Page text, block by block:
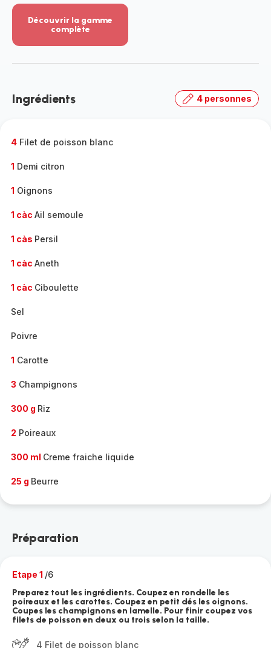
Découvrir la gamme
complète
-
gamme
Ingrédients 4 personnes
4 Filet de poisson blanc
1 Demi citron
1 Oignons
1 càc Ail semoule
1 càs Persil
1 càc Aneth
1 càc Ciboulette
Sel
Poivre
1 Carotte
3 Champignons
300 g Riz
2 Poireaux
300 ml Creme fraiche liquide
25 g Beurre
Préparation
Etape 1 /6
Preparez tout les ingrédients. Coupez en rondelle les
poireaux et les carottes. Coupez en petit dés les oignons.
Coupes les champignons en lamelle. Pour finir coupez vos
filets de poisson en deux ou trois selon la taille.
4 Filet de poisson blanc